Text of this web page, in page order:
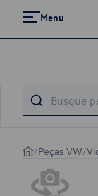
Menu
/Peças VW/